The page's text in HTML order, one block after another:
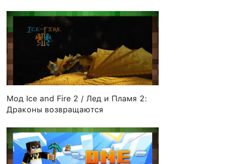
Мод Ice and Fire 2 / Лед и Пламя 2:
Драконы возвращаются